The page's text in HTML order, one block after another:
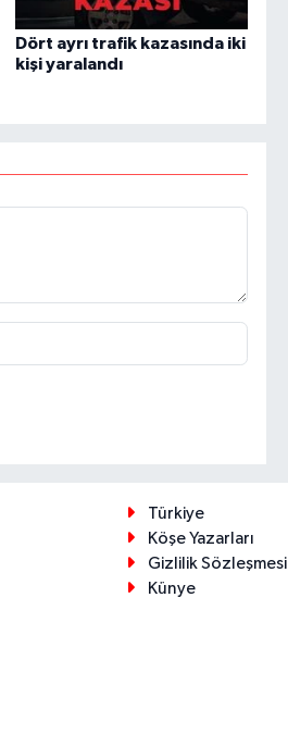
Dört ayrı trafik kazasında iki
kişi yaralandı
Türkiye
Köşe Yazarları
Gizlilik Sözleşmesi
Künye